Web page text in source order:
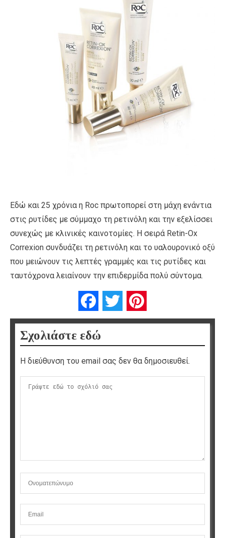
Εδώ και 25 χρόνια η Roc πρωτοπορεί στη μάχη ενάντια
στις ρυτίδες με σύμμαχο τη ρετινόλη και την εξελίσσει
συνεχώς με κλινικές καινοτομίες. Η σειρά Retin-Ox
Correxion συνδυάζει τη ρετινόλη και το υαλουρονικό οξύ
που μειώνουν τις λεπτές γραμμές και τις ρυτίδες και
ταυτόχρονα λειαίνουν την επιδερμίδα πολύ σύντομα.
FacebookTwitter
Σχολιάστε εδώ
Η διεύθυνση του email σας δεν θα δημοσιευθεί.